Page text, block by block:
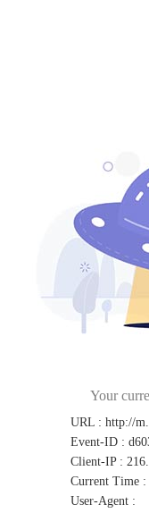
Your
URL : http://
Event-ID :
Client-IP :
Current Time :
User-Agent :